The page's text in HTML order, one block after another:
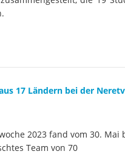
legen
17 Ländern bei der
2023 fand vom 30. Mai
Team von 70